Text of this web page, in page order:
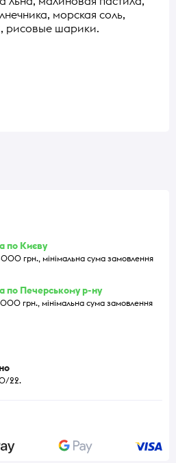
морская соль,
рисовые шарики.
по Києву
грн., мінімальна сума замовлення
по Печерському р-ну
грн., мінімальна сума замовлення
22.